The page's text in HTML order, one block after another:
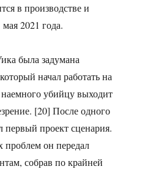
в производстве и
2021 года.
была задумана
начал работать на
убийцу выходит
[20] После одного
первый проект сценария.
проблем он передал
собрав по крайней